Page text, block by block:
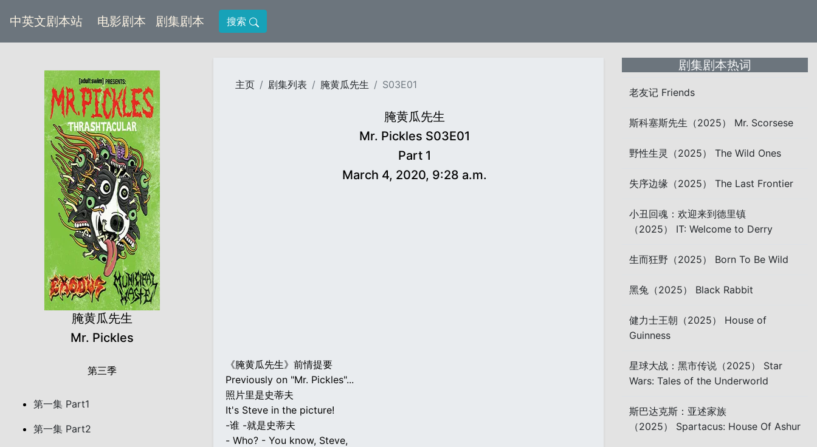
中英文剧本站 电影剧本 (current)
剧集剧本 (current)
搜索
腌黄瓜先生
Mr. Pickles
第三季
第一集 Part1
第一集 Part2
主页 剧集列表 腌黄瓜先生 S03E01
腌黄瓜先生
Mr. Pickles S03E01
Part 1
March 4, 2020, 9:28 a.m.
《腌黄瓜先生》前情提要
Previously on "Mr. Pickles"...
照片里是史蒂夫
It's Steve in the picture!
-谁 -就是史蒂夫
- Who? - You know, Steve,
剧集剧本热词
老友记 Friends
斯科塞斯先生（2025） Mr. Scorsese
野性生灵（2025） The Wild Ones
失序边缘（2025） The Last Frontier
小丑回魂：欢迎来到德里镇
（2025） IT: Welcome to Derry
生而狂野（2025） Born To Be Wild
黑兔（2025） Black Rabbit
健力士王朝（2025） House of
Guinness
星球大战：黑市传说（2025） Star
Wars: Tales of the Underworld
斯巴达克斯：亚述家族
（2025） Spartacus: House Of Ashur